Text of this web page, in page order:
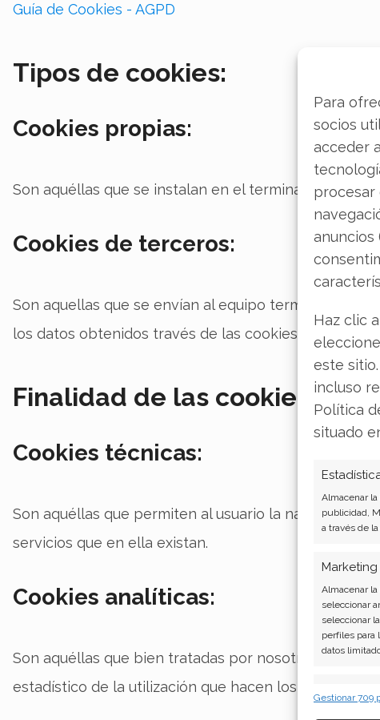
Para
socios
acceder
procesar
anuncios
Haz clic
este
incluso
Política
situado
Almacenar
publicidad,
a través de
Marketing
Almacenar
seleccionar
seleccionar
perfiles para
datos
Gestionar 709
Guía de Cookies - AGPD
Tipos de cookies:
Cookies propias:
Son aquéllas que se instalan en el terminal del
Cookies de terceros:
Son aquellas que se envían al equipo terminal del
los datos obtenidos través de las cookies.
Finalidad de las cookies
Cookies técnicas:
Son aquéllas que permiten al usuario la navegación
servicios que en ella existan.
Cookies analíticas:
Son aquéllas que bien tratadas por nosotros o por
estadístico de la utilización que hacen los usuarios